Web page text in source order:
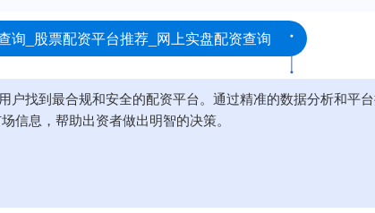
询_股票配资平台推荐_网上实盘配资查询
找到最合规和安全的配资平台。通过精准的数据分析和平
信息，帮助出资者做出明智的决策。